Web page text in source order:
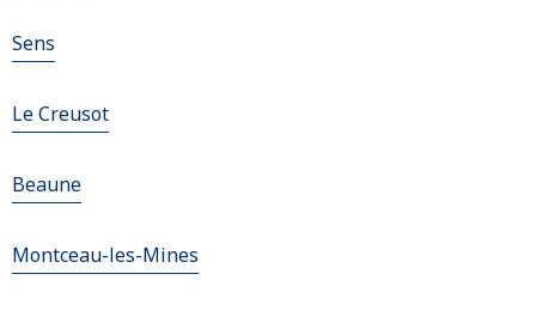
Sens
Le Creusot
Beaune
Montceau-les-Mines